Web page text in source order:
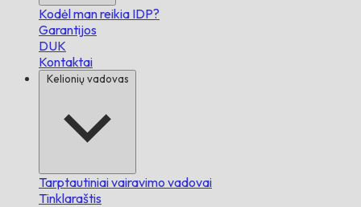
Kodėl man reikia IDP?
Garantijos
DUK
Kontaktai
Kelionių vadovas
Tarptautiniai vairavimo vadovai
Tinklaraštis